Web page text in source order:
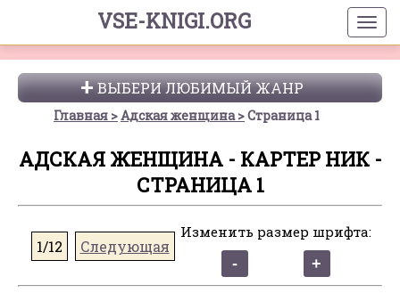
VSE-KNIGI.ORG
ВЫБЕРИ ЛЮБИМЫЙ ЖАНР
Главная Адская женщина Страница 1
АДСКАЯ ЖЕНЩИНА - КАРТЕР НИК -
СТРАНИЦА 1
1/12 Следующая
Изменить размер шрифта: